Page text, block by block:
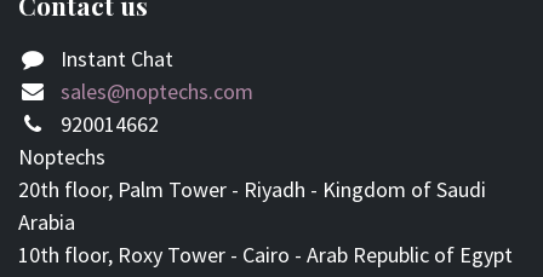
Instant Chat
sales@noptechs.com
920014662
Noptechs
20th floor, Palm Tower - Riyadh - Kingdom of Saudi
Arabia
10th floor, Roxy Tower - Cairo - Arab Republic of Egypt